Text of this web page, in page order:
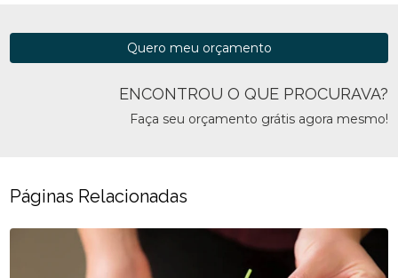
ENCONTROU O QUE PROCURAVA?
Faça seu orçamento grátis agora mesmo!
Quero meu orçamento
Páginas Relacionadas